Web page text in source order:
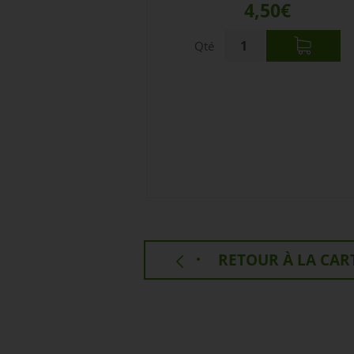
4,50€
Qté
RETOUR À LA